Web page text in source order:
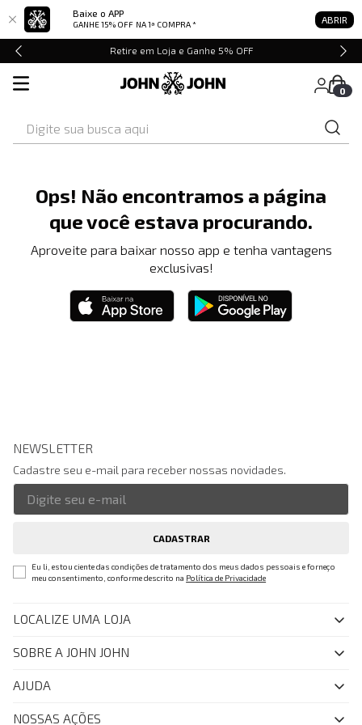
Baixe o APP
GANHE 15% OFF NA 1ª COMPRA * ABRIR
Retire em Loja e Ganhe 5% OFF
0
Ops! Não encontramos a página
que você estava procurando.
Aproveite para baixar nosso app e tenha vantagens
exclusivas!
NEWSLETTER
Cadastre seu e-mail para receber nossas novidades.
CADASTRAR
Eu li, estou ciente das condições de tratamento dos meus dados pessoais e forneço
meu consentimento, conforme descrito na Política de Privacidade
LOCALIZE UMA LOJA
SOBRE A JOHN JOHN
Quem Somos
AJUDA
FAQ
NOSSAS AÇÕES